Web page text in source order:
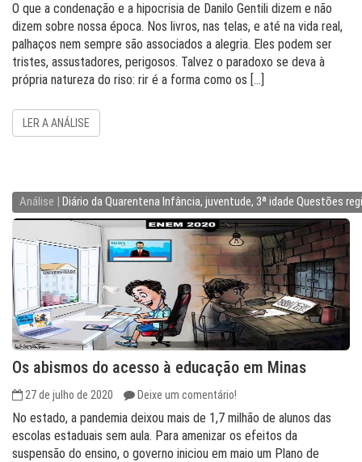
O que a condenação e a hipocrisia de Danilo Gentili dizem e não
dizem sobre nossa época. Nos livros, nas telas, e até na vida real,
palhaços nem sempre são associados a alegria. Eles podem ser
tristes, assustadores, perigosos. Talvez o paradoxo se deva à
própria natureza do riso: rir é a forma como os […]
LER A ANÁLISE
Análise | Diário da QuarentenaInfância, juventude, 3ª idade Questões
Os abismos do acesso à educação em Minas
27 de julho de 2020 Deixe um comentário!
No estado, a pandemia deixou mais de 1,7 milhão de alunos das
escolas estaduais sem aula. Para amenizar os efeitos da
suspensão do ensino, o governo iniciou em maio um Plano de